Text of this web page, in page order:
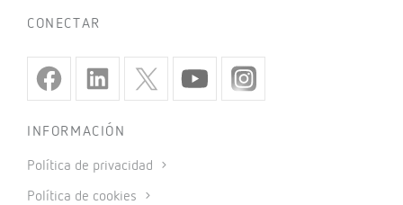
CONECTAR
INFORMACIÓN
Política de privacidad
Política de cookies